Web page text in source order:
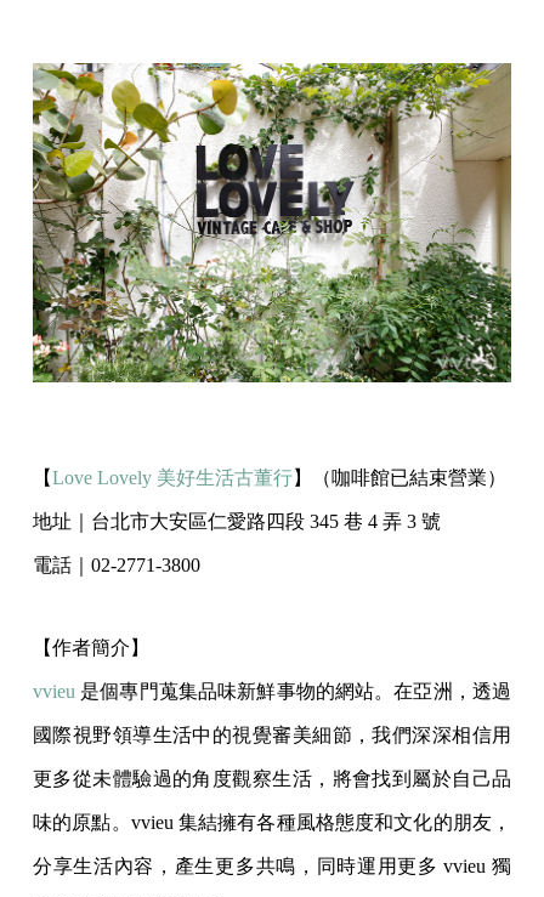
【Love Lovely 美好生活古董行】（咖啡館已結束營業）
地址｜台北市大安區仁愛路四段 345 巷 4 弄 3 號
電話｜02-2771-3800
【作者簡介】
vvieu 是個專門蒐集品味新鮮事物的網站。在亞洲，透過
國際視野領導生活中的視覺審美細節，我們深深相信用
更多從未體驗過的角度觀察生活，將會找到屬於自己品
味的原點。vvieu 集結擁有各種風格態度和文化的朋友，
分享生活內容，產生更多共鳴，同時運用更多 vvieu 獨